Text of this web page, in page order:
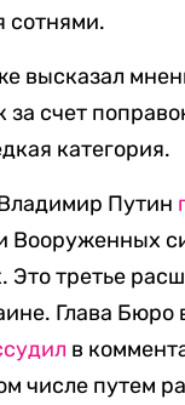
сотнями.
счет
категория.
Путин
Вооруженных
третье
Глава Бюро
в
числе путем